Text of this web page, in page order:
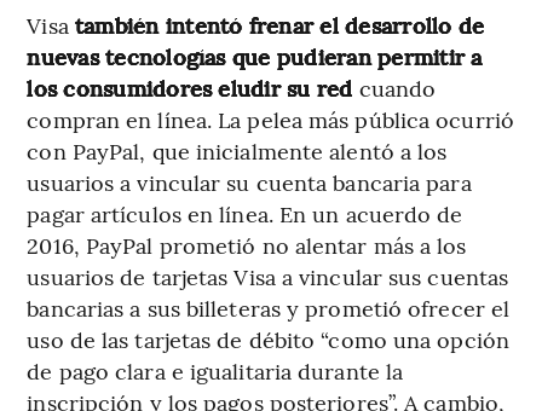
Visa también intentó frenar el desarrollo de
nuevas tecnologías que pudieran permitir a
los consumidores eludir su red cuando
compran en línea. La pelea más pública ocurrió
con PayPal, que inicialmente alentó a los
usuarios a vincular su cuenta bancaria para
pagar artículos en línea. En un acuerdo de
2016, PayPal prometió no alentar más a los
usuarios de tarjetas Visa a vincular sus cuentas
bancarias a sus billeteras y prometió ofrecer el
uso de las tarjetas de débito “como una opción
de pago clara e igualitaria durante la
inscripción y los pagos posteriores”. A cambio,